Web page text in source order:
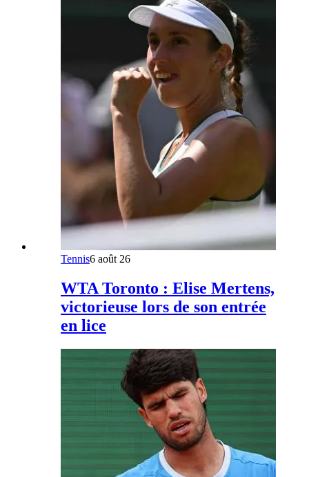
Tennis6 août 26
WTA Toronto : Elise Mertens,
victorieuse lors de son entrée
en lice